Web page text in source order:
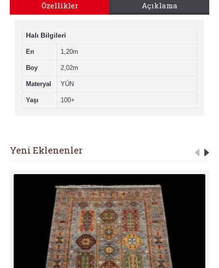
Özellikler Açıklama
Halı Bilgileri
En 1,20m
Boy 2,02m
Materyal YÜN
Yaşı 100+
Yeni Eklenenler